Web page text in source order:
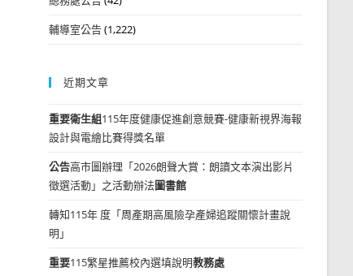
輔導室公告(1,222)
近期文章
重要衛生組115年度健康促進創意競賽-健康新視界海報
設計與電繪比賽得獎名單
公告高市圖辦理「2026朗聲大賞：朗讀文本演出影片
徵選活動」之活動辦法圖書館
轉知115年 度「周產期高風險孕產婦追蹤關懷計畫說
明」
重要115繁星推薦校內選填說明教務處